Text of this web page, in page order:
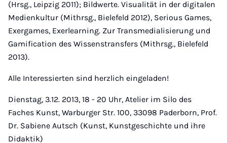
(Hrsg., Leipzig 2011); Bildwerte. Visualität in der digitalen
Medienkultur (Mithrsg., Bielefeld 2012), Serious Games,
Exergames, Exerlearning. Zur Transmedialisierung und
Gamification des Wissenstransfers (Mithrsg., Bielefeld
2013).
Alle Interessierten sind herzlich eingeladen!
Dienstag, 3.12. 2013, 18 - 20 Uhr, Atelier im Silo des
Faches Kunst, Warburger Str. 100, 33098 Paderborn, Prof.
Dr. Sabiene Autsch (Kunst, Kunstgeschichte und ihre
Didaktik)